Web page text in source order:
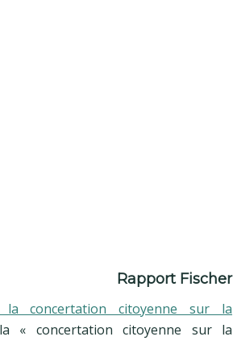
Rapport Fischer
concertation citoyenne sur la
« concertation citoyenne sur la